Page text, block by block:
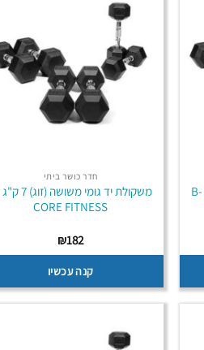
משקולת יד גומי משושה (זוג) 6 ק"ג B-
חדר כושר ביתי
CORE FITNESS
₪182
קנה עכשיו